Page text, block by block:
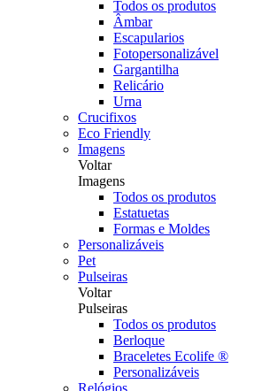
Todos os produtos
Âmbar
Escapularios
Fotopersonalizável
Gargantilha
Relicário
Urna
Crucifixos
Eco Friendly
Imagens
Voltar
Imagens
Todos os produtos
Estatuetas
Formas e Moldes
Personalizáveis
Pet
Pulseiras
Voltar
Pulseiras
Todos os produtos
Berloque
Braceletes Ecolife ®
Personalizáveis
Relógios